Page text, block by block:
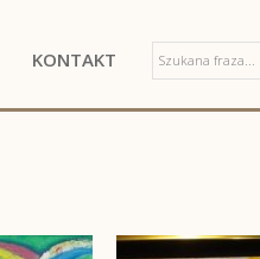
KONTAKT